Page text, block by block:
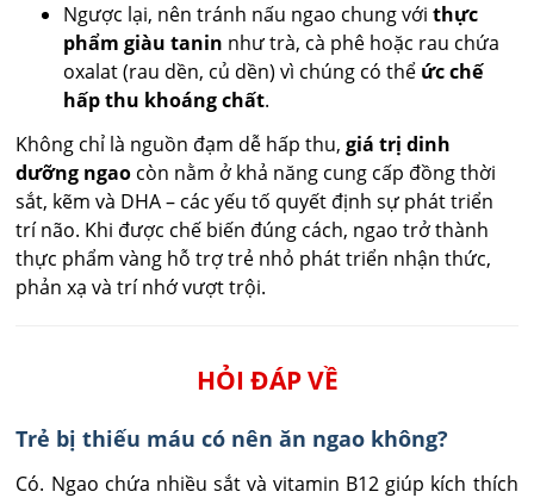
Ngược lại, nên tránh nấu ngao chung vớithực
phẩm giàu tanin như trà, cà phê hoặc rau chứa
oxalat (rau dền, củ dền) vì chúng có thể ức chế
hấp thu khoáng chất.
Không chỉ là nguồn đạm dễ hấp thu,giá trị dinh
dưỡng ngao còn nằm ở khả năng cung cấp đồng thời
sắt, kẽm và DHA – các yếu tố quyết định sự phát triển
trí não. Khi được chế biến đúng cách, ngao trở thành
thực phẩm vàng hỗ trợ trẻ nhỏ phát triển nhận thức,
phản xạ và trí nhớ vượt trội.
HỎI ĐÁP VỀ
Trẻ bị thiếu máu có nên ăn ngao không?
Có. Ngao chứa nhiều sắt và vitamin B12 giúp kích thích